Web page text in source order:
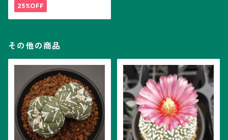
25%OFF
その他の商品